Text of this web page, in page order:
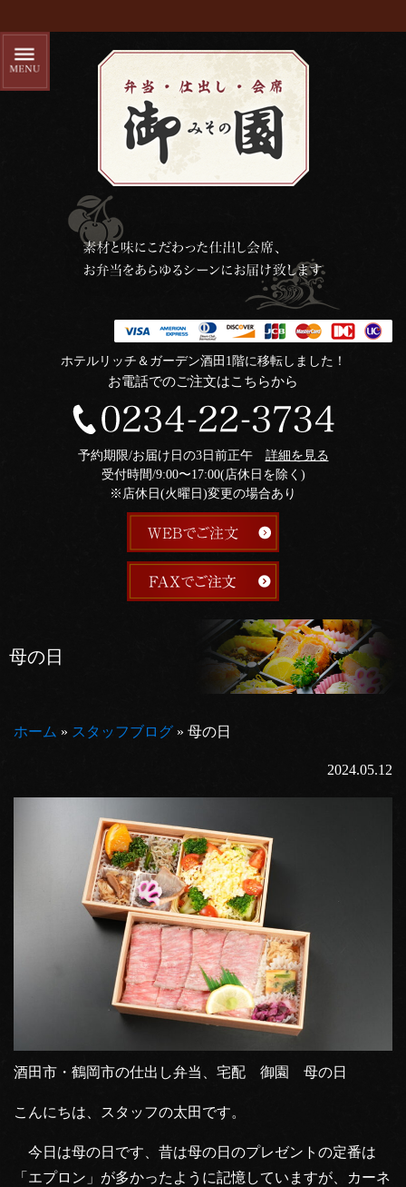
ホテルリッチ＆ガーデン酒田1階に移転しました！
お電話でのご注文はこちらから
予約期限/お届け日の3日前正午 詳細を見る
受付時間/9:00〜17:00(店休日を除く)
※店休日(火曜日)変更の場合あり
母の日
ホーム » スタッフブログ » 母の日
2024.05.12
酒田市・鶴岡市の仕出し弁当、宅配 御園 母の日
こんにちは、スタッフの太田です。
今日は母の日です、昔は母の日のプレゼントの定番は
「エプロン」が多かったように記憶していますが、カーネ